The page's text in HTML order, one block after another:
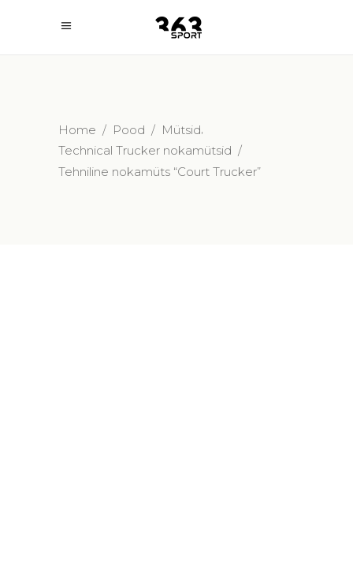
Home / Pood / Mütsid,
Technical Trucker nokamütsid /
Tehniline nokamüts “Court Trucker”